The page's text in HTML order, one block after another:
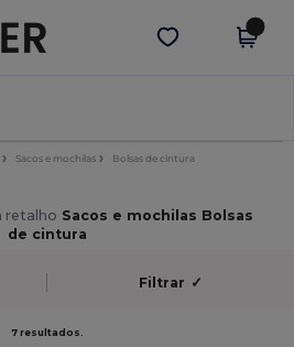
app!
Obter app
Sacos e mochilas Bolsas de cintura
retalho Sacos e mochilas Bolsas
de cintura
Filtrar ✓
7 resultados.